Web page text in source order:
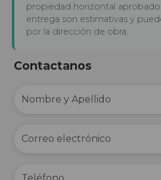
propiedad horizontal
entrega son estimativas y
por la dirección de obra.
Contactanos